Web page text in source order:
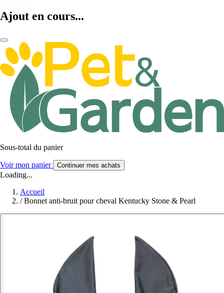
Ajout en cours...
Sous-total du panier
Voir mon panier Continuer mes achats
Loading...
Accueil
/ Bonnet anti-bruit pour cheval Kentucky Stone & Pearl